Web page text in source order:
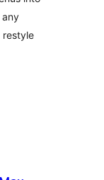
any
restyle